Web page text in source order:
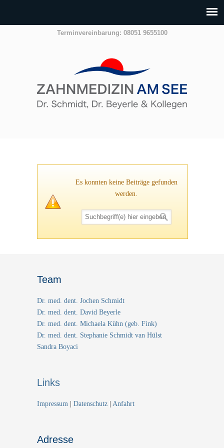
Terminvereinbarung: 08051 9655100
Es konnten keine Beiträge gefunden
werden.
Team
Dr. med. dent. Jochen Schmidt
Dr. med. dent. David Beyerle
Dr. med. dent. Michaela Kühn (geb. Fink)
Dr. med. dent. Stephanie Schmidt van Hülst
Sandra Boyaci
Links
Impressum Datenschutz Anfahrt
Adresse